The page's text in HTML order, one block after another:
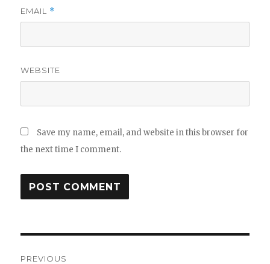
EMAIL *
WEBSITE
Save my name, email, and website in this browser for
the next time I comment.
PREVIOUS